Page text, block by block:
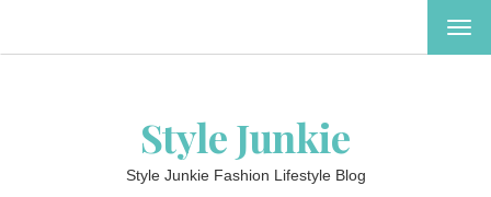
Style Junkie
Style Junkie Fashion Lifestyle Blog